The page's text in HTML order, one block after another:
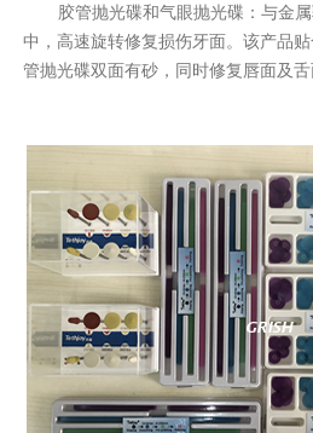
胶管抛光碟和气眼抛光碟：与金
中，高速旋转修复损伤牙面。该产品
管抛光碟双面有砂，同时修复唇面及舌